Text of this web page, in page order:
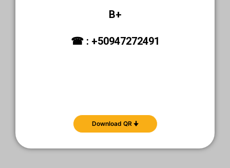
B+
☎ : +50947272491
Download QR 🠋